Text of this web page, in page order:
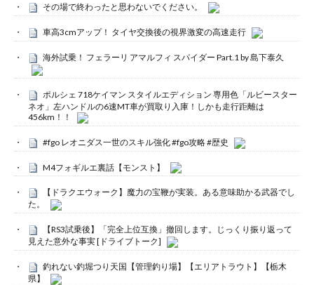
その場で終わったと思わないでください。
車高3cmアップ！ タイヤ交換後の視界激変の高速走行
海外試乗！ フェラーリ アマルフィ スパイダー Part.1 by 島下泰久
ポルシェ 718ケイマン スタイルエディション 専用色「ルビースター
ネオ」左ハンドルの6速MT車が買取り入庫！しかも走行距離は
456km！！
#fgo レオニダス一世のスキル強化 #fgo攻略 #歴史
M4フォギルエ裏話【モンスト】
【ドラクエウォーク】魔力の宝鞭が実装。ある意味助かる武器でし
た。
【RS3試乗後】「完全上位互換」撤回します。じっくり振り返って
見えた意外な事実 [ドライブトーク]
釣れない釣堀つり天国【管理釣り場】【エリアトラウト】【栃木
県】